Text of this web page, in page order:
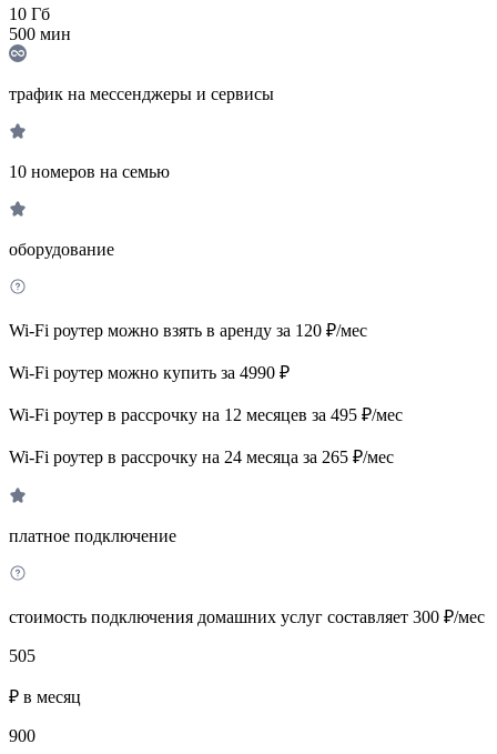
10 Гб
500 мин
трафик на мессенджеры и сервисы
10 номеров на семью
оборудование
Wi-Fi роутер можно взять в аренду за 120 ₽/мес
Wi-Fi роутер можно купить за 4990 ₽
Wi-Fi роутер в рассрочку на 12 месяцев за 495 ₽/мес
Wi-Fi роутер в рассрочку на 24 месяца за 265 ₽/мес
платное подключение
стоимость подключения домашних услуг составляет 300 ₽/мес
505
₽ в месяц
900